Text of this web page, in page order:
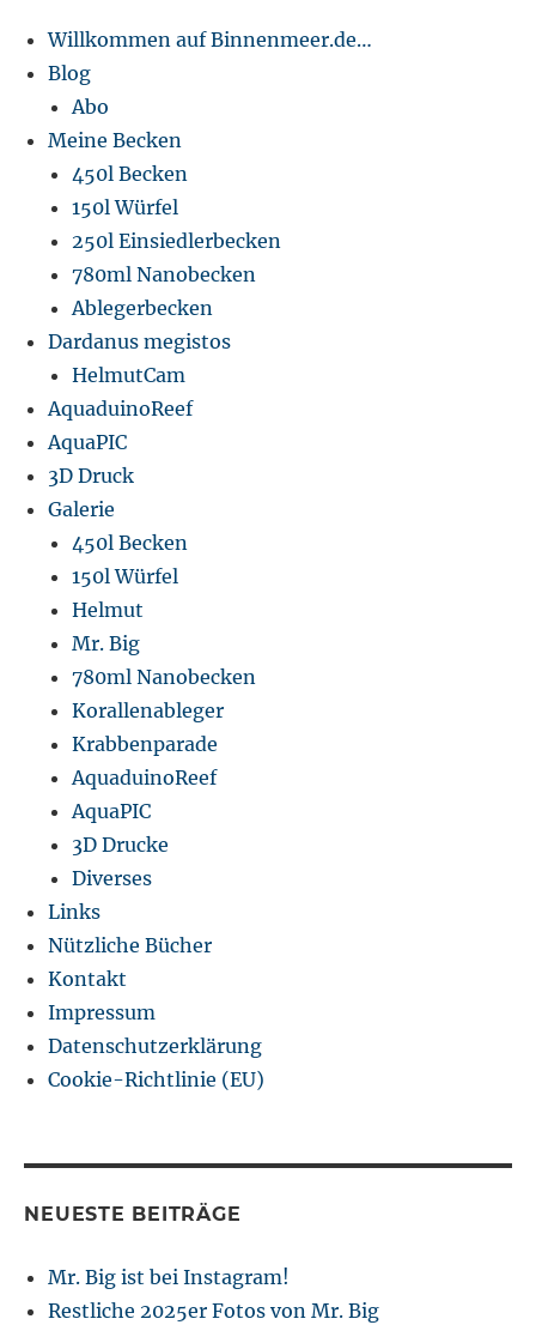
Willkommen auf Binnenmeer.de…
Blog
Abo
Meine Becken
450l Becken
150l Würfel
250l Einsiedlerbecken
780ml Nanobecken
Ablegerbecken
Dardanus megistos
HelmutCam
AquaduinoReef
AquaPIC
3D Druck
Galerie
450l Becken
150l Würfel
Helmut
Mr. Big
780ml Nanobecken
Korallenableger
Krabbenparade
AquaduinoReef
AquaPIC
3D Drucke
Diverses
Links
Nützliche Bücher
Kontakt
Impressum
Datenschutzerklärung
Cookie-Richtlinie (EU)
NEUESTE BEITRÄGE
Mr. Big ist bei Instagram!
Restliche 2025er Fotos von Mr. Big